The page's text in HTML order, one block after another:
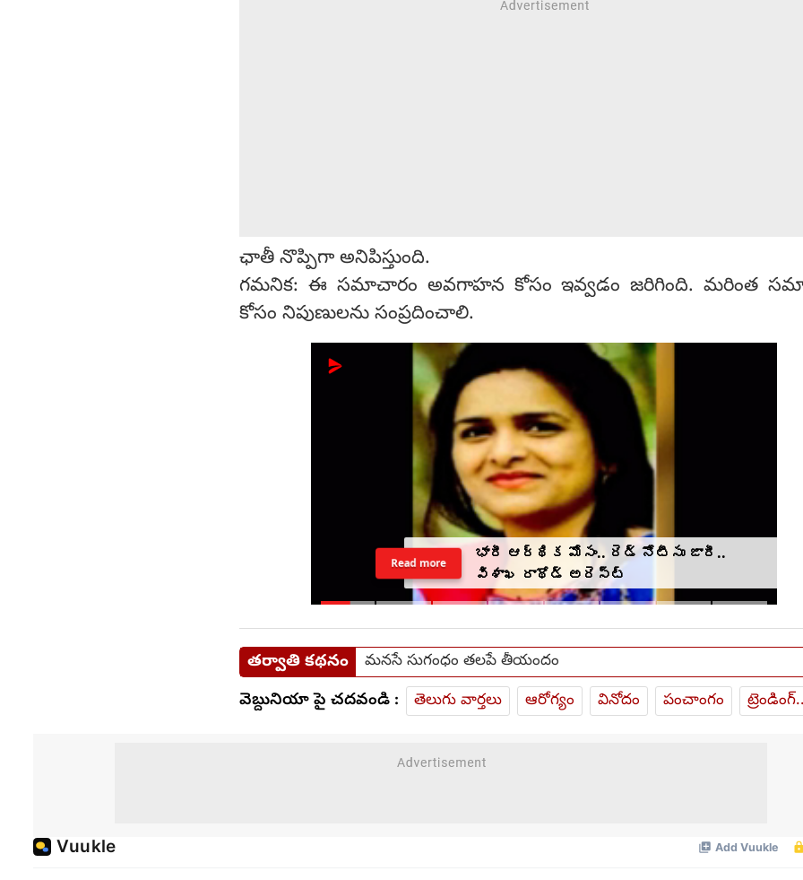
ఛాతీ నొప్పిగా అనిపిస్తుంది.
గమనిక: ఈ సమాచారం అవగాహన కోసం ఇవ్వడం జరిగింది. మరింత
కోసం నిపుణులను సంప్రదించాలి.
భారీ ఆర్థిక మోసం.. రెడ్ నోటీసు జారీ..
విశాఖ రాథోడ్‌‌ అరెస్ట్
Read more
తర్వాతి కథనం మనసే సుగంధం తలపే తీయందం
వెబ్దునియా పై చదవండి : తెలుగు వార్తలు ఆరోగ్యం వినోదం పంచాంగం